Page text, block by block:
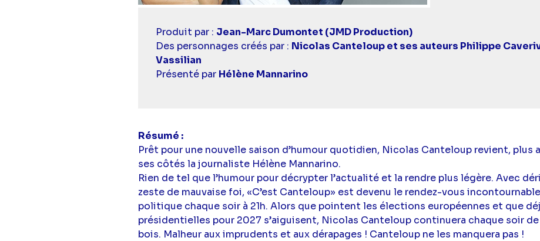
Casting
simba
Produit par : Jean-Marc Dumontet (JMD Production)
Des personnages créés par : Nicolas Canteloup et ses auteurs Philippe
Vassilian
Présenté par Hélène Mannarino
Résumé
Prêt pour une nouvelle saison d’humour quotidien, Nicolas Canteloup revient, plus
ses côtés la journaliste Hélène Mannarino.
Rien de tel que l’humour pour décrypter l’actualité et la rendre plus légère. Avec
zeste de mauvaise foi, «C’est Canteloup» est devenu le rendez-vous
politique chaque soir à 21h. Alors que pointent les élections européennes et que
présidentielles pour 2027 s’aiguisent, Nicolas Canteloup continuera chaque soir
bois. Malheur aux imprudents et aux dérapages ! Canteloup ne les manquera pas !